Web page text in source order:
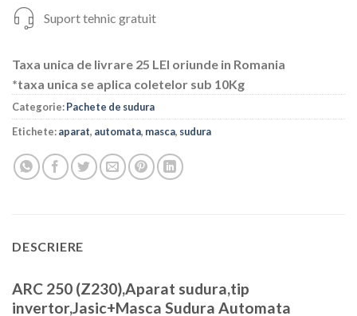
Suport tehnic gratuit
Taxa unica de livrare 25 LEI oriunde in Romania
*taxa unica se aplica coletelor sub 10Kg
Categorie:Pachete de sudura
Etichete:aparat, automata, masca, sudura
DESCRIERE
ARC 250 (Z230),Aparat sudura,tip
invertor,Jasic+Masca Sudura Automata